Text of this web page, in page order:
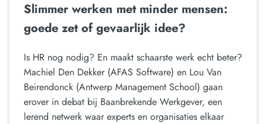
Slimmer werken met minder mensen:
goede zet of gevaarlijk idee?
Is HR nog nodig? En maakt schaarste werk echt beter?
Machiel Den Dekker (AFAS Software) en Lou Van
Beirendonck (Antwerp Management School) gaan
erover in debat bij Baanbrekende Werkgever, een
lerend netwerk waar experts en organisaties elkaar